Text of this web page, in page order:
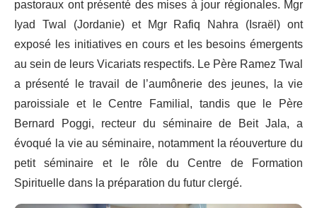
pastoraux ont présenté des mises à jour régionales. Mgr
Iyad Twal (Jordanie) et Mgr Rafiq Nahra (Israël) ont
exposé les initiatives en cours et les besoins émergents
au sein de leurs Vicariats respectifs. Le Père Ramez Twal
a présenté le travail de l’aumônerie des jeunes, la vie
paroissiale et le Centre Familial, tandis que le Père
Bernard Poggi, recteur du séminaire de Beit Jala, a
évoqué la vie au séminaire, notamment la réouverture du
petit séminaire et le rôle du Centre de Formation
Spirituelle dans la préparation du futur clergé.